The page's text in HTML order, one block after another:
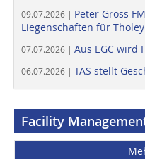
09.07.2026 | Peter Gross
Liegenschaften für Tholey
07.07.2026 | Aus EGC wird
06.07.2026 | TAS stellt
Facility